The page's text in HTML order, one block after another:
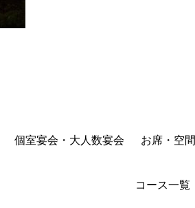
個室宴会・大人数宴会 お席・空間
コース一覧